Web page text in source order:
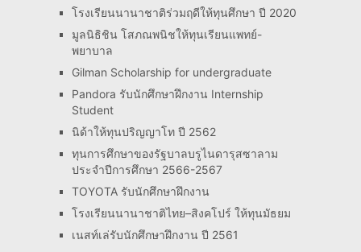
โรงเรียนนานาชาติร่วมฤดีให้ทุนศึกษา ปี 2020
มูลนิธิชิน โสภณพนิชให้ทุนเรียนแพทย์-
พยาบาล
Gilman Scholarship for undergraduate
Pandora รับนักศึกษาฝึกงาน Internship
Student
นิด้าให้ทุนปริญญาโท ปี 2562
ทุนการศึกษาของรัฐบาลบรูไนดารุสซาลาม
ประจำปีการศึกษา 2566-2567
TOYOTA รับนักศึกษาฝึกงาน
โรงเรียนนานาชาติไทย–สิงคโปร์ ให้ทุนมัธยม
เนสท์เล่รับนักศึกษาฝึกงาน ปี 2561